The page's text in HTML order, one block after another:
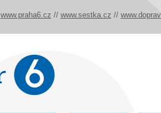
www.praha6.cz // www.sestka.cz //